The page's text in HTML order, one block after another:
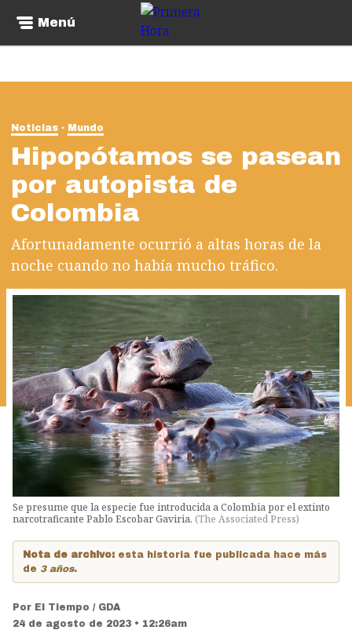
Menú
Noticias Mundo
Hipopótamos se pasean
por autopista de
Colombia
Afortunadamente ocurrió a altas horas de la
noche cuando no había mucho tráfico.
Se presume que la especie fue introducida a Colombia por el extinto
narcotraficante Pablo Escobar Gaviria. (The Associated Press)
Nota de archivo: esta historia fue publicada hace más
de 3 años.
Por El Tiempo / GDA
24 de agosto de 2023 • 12:26am